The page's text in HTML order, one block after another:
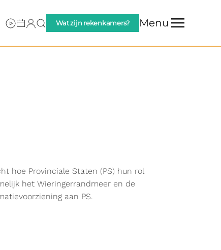
Wat zijn rekenkamers? Menu
hoe Provinciale Staten (PS) hun rol
het Wieringerrandmeer en de
aan PS.